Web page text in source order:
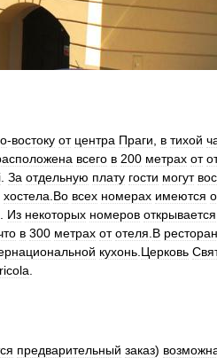
-востоку от центра Праги в тихой
всего в 200 метрах от
За отдельную плату гости могут
хостела Во всех номерах имеются
Из некоторых номеров открывается
в 300 метрах от отеля В
кухонь Церковь
предварительный заказ)